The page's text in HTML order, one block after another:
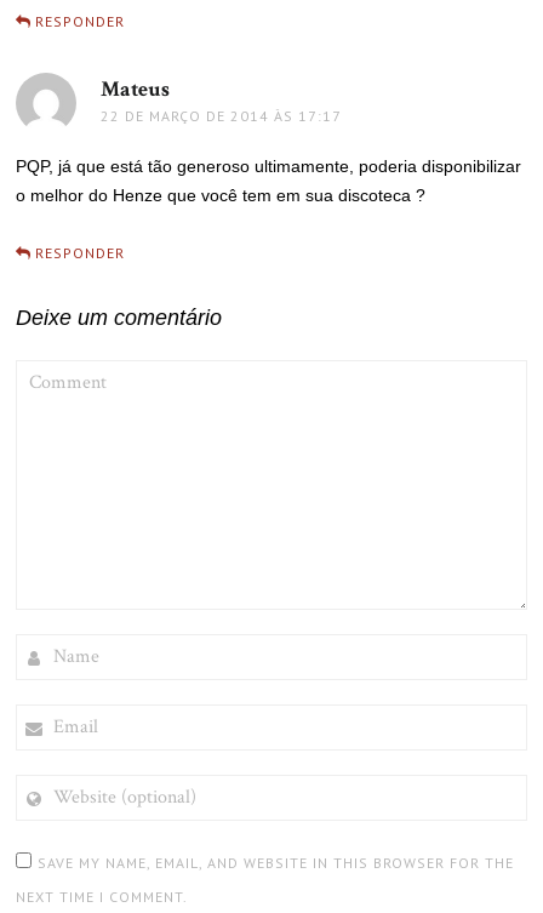
RESPONDER
Mateus
22 DE MARÇO DE 2014 ÀS 17:17
PQP, já que está tão generoso ultimamente, poderia disponibilizar
o melhor do Henze que você tem em sua discoteca ?
RESPONDER
Deixe um comentário
(OPTIONAL)
SAVE MY NAME, EMAIL, AND WEBSITE IN THIS BROWSER FOR THE
NEXT TIME I COMMENT.